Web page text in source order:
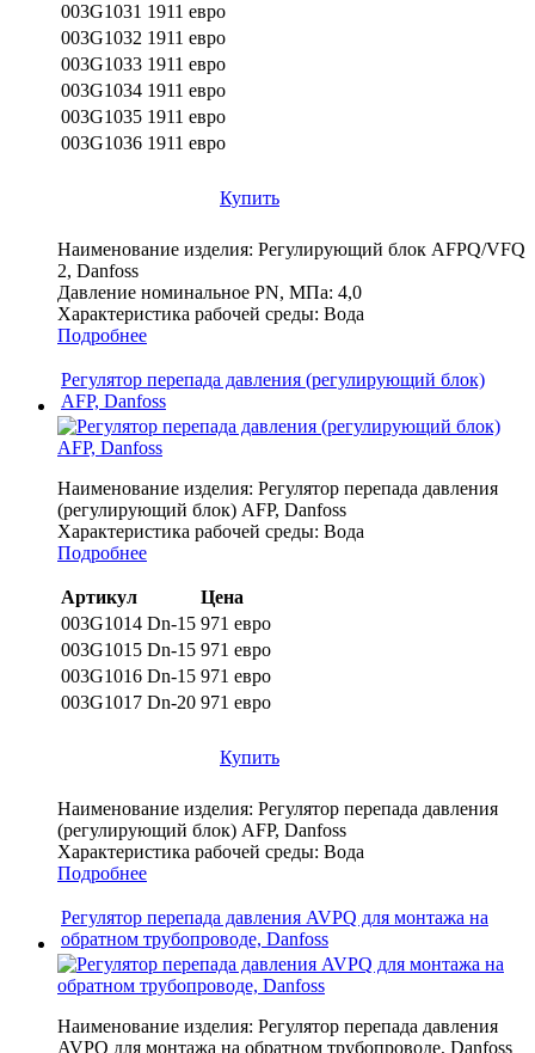
003G1031 1911 евро
003G1032 1911 евро
003G1033 1911 евро
003G1034 1911 евро
003G1035 1911 евро
003G1036 1911 евро
Купить
Наименование изделия: Регулирующий блок AFPQ/VFQ
2, Danfoss
Давление номинальное PN, МПа: 4,0
Характеристика рабочей среды: Вода
Подробнее
Регулятор перепада давления (регулирующий блок)
AFP, Danfoss
Наименование изделия: Регулятор перепада давления
(регулирующий блок) AFP, Danfoss
Характеристика рабочей среды: Вода
Подробнее
Артикул
Цена
003G1014 Dn-15 971 евро
003G1015 Dn-15 971 евро
003G1016 Dn-15 971 евро
003G1017 Dn-20 971 евро
Купить
Наименование изделия: Регулятор перепада давления
(регулирующий блок) AFP, Danfoss
Характеристика рабочей среды: Вода
Подробнее
Регулятор перепада давления AVPQ для монтажа на
обратном трубопроводе, Danfoss
Наименование изделия: Регулятор перепада давления
AVPQ для монтажа на обратном трубопроводе, Danfoss